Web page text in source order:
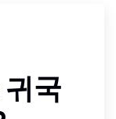
국